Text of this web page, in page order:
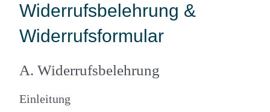
Widerrufsbelehrung &
Widerrufsformular
A. Widerrufsbelehrung
Einleitung